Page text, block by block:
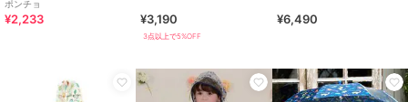
ポンチョ
¥2,233 ¥3,190
3点以上で5%OFF
¥6,490